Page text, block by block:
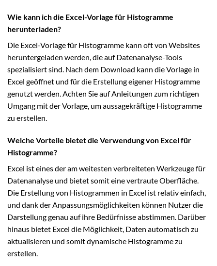
Wie kann ich die Excel-Vorlage für Histogramme
herunterladen?
Die Excel-Vorlage für Histogramme kann oft von Websites
heruntergeladen werden, die auf Datenanalyse-Tools
spezialisiert sind. Nach dem Download kann die Vorlage in
Excel geöffnet und für die Erstellung eigener Histogramme
genutzt werden. Achten Sie auf Anleitungen zum richtigen
Umgang mit der Vorlage, um aussagekräftige Histogramme
zu erstellen.
Welche Vorteile bietet die Verwendung von Excel für
Histogramme?
Excel ist eines der am weitesten verbreiteten Werkzeuge für
Datenanalyse und bietet somit eine vertraute Oberfläche.
Die Erstellung von Histogrammen in Excel ist relativ einfach,
und dank der Anpassungsmöglichkeiten können Nutzer die
Darstellung genau auf ihre Bedürfnisse abstimmen. Darüber
hinaus bietet Excel die Möglichkeit, Daten automatisch zu
aktualisieren und somit dynamische Histogramme zu
erstellen.